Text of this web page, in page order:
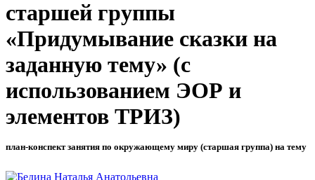
старшей группы
«Придумывание сказки на
заданную тему» (с
использованием ЭОР и
элементов ТРИЗ)
план-конспект занятия по окружающему миру (старшая группа) на тему